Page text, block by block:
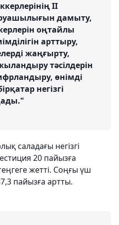
ІІ
дамыту,
оңтайлы
арттыру,
жаңғырту,
тәсілдерін
өнімді
негізгі
саладағы негізгі
20 пайызға
жетті. Соңғы үш
пайызға артты.